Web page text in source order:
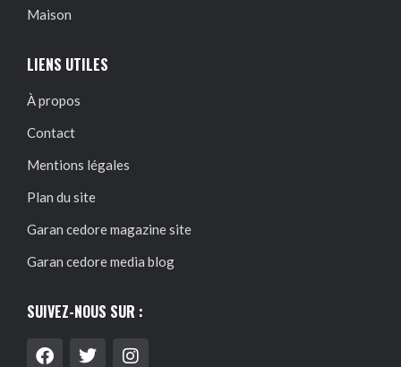
Maison
LIENS UTILES
À propos
Contact
Mentions légales
Plan du site
Garan cedore magazine site
Garan cedore media blog
SUIVEZ-NOUS SUR :